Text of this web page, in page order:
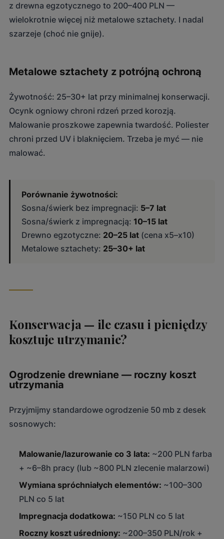
z drewna egzotycznego to 200–400 PLN —
wielokrotnie więcej niż metalowe sztachety. I nadal
szarzeje (choć nie gnije).
Metalowe sztachety z potrójną ochroną
Żywotność: 25–30+ lat przy minimalnej konserwacji.
Ocynk ogniowy chroni rdzeń przed korozją.
Malowanie proszkowe zapewnia twardość. Poliester
chroni przed UV i blaknięciem. Trzeba je myć — nie
malować.
Porównanie żywotności:
Sosna/świerk bez impregnacji: 5–7 lat
Sosna/świerk z impregnacją: 10–15 lat
Drewno egzotyczne: 20–25 lat (cena x5–x10)
Metalowe sztachety: 25–30+ lat
Konserwacja — ile czasu i pieniędzy
kosztuje utrzymanie?
Ogrodzenie drewniane — roczny koszt
utrzymania
Przyjmijmy standardowe ogrodzenie 50 mb z desek
sosnowych:
Malowanie/lazurowanie co 3 lata: ~200 PLN farba
+ ~6–8h pracy (lub ~800 PLN zlecenie malarzowi)
Wymiana spróchniałych elementów: ~100–300
PLN co 5 lat
Impregnacja dodatkowa: ~150 PLN co 5 lat
Roczny koszt uśredniony: ~200–350 PLN/rok +